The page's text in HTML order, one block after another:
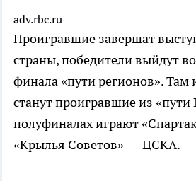
adv.rbc.ru
Проигравшие завершат
страны, победители выйдут
финала «пути регионов». Там
станут проигравшие из
полуфиналах играют
«Крылья Советов» — ЦСКА.